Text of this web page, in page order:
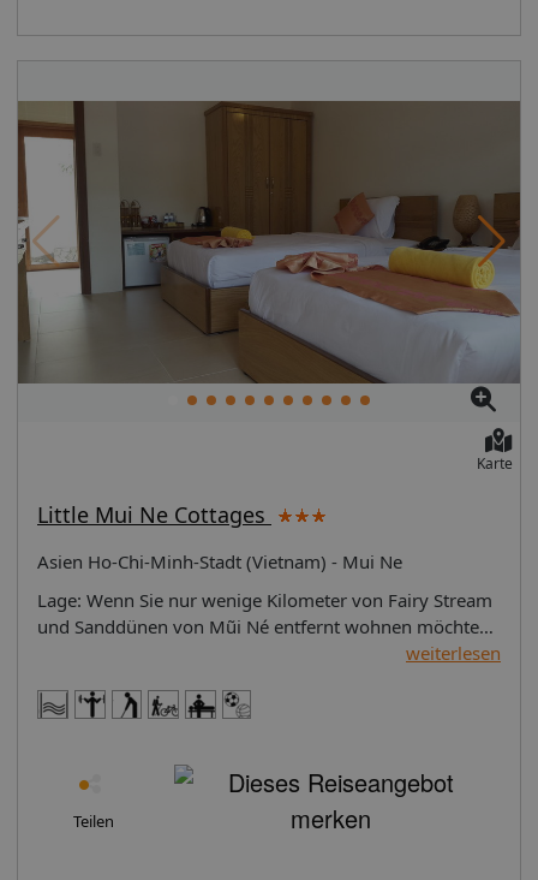
Karte
Little Mui Ne Cottages
Asien Ho-Chi-Minh-Stadt (Vietnam) - Mui Ne
Lage: Wenn Sie nur wenige Kilometer von Fairy Stream
und Sanddünen von Mũi Né entfernt wohnen möchten,
ist Little Muine Cottage in Phan Thiet (Strand Ham Tien
nahe: Strand von Ham Tien und Markt von Mui
klimatisierten Zimmer mit Minibar und
Flachbildfernseher wie zu Hause. Die Zimmer haben
eigene Balkone. Ein WLAN-Internetzugang (kostenlos)
weiterlesen
Teilen